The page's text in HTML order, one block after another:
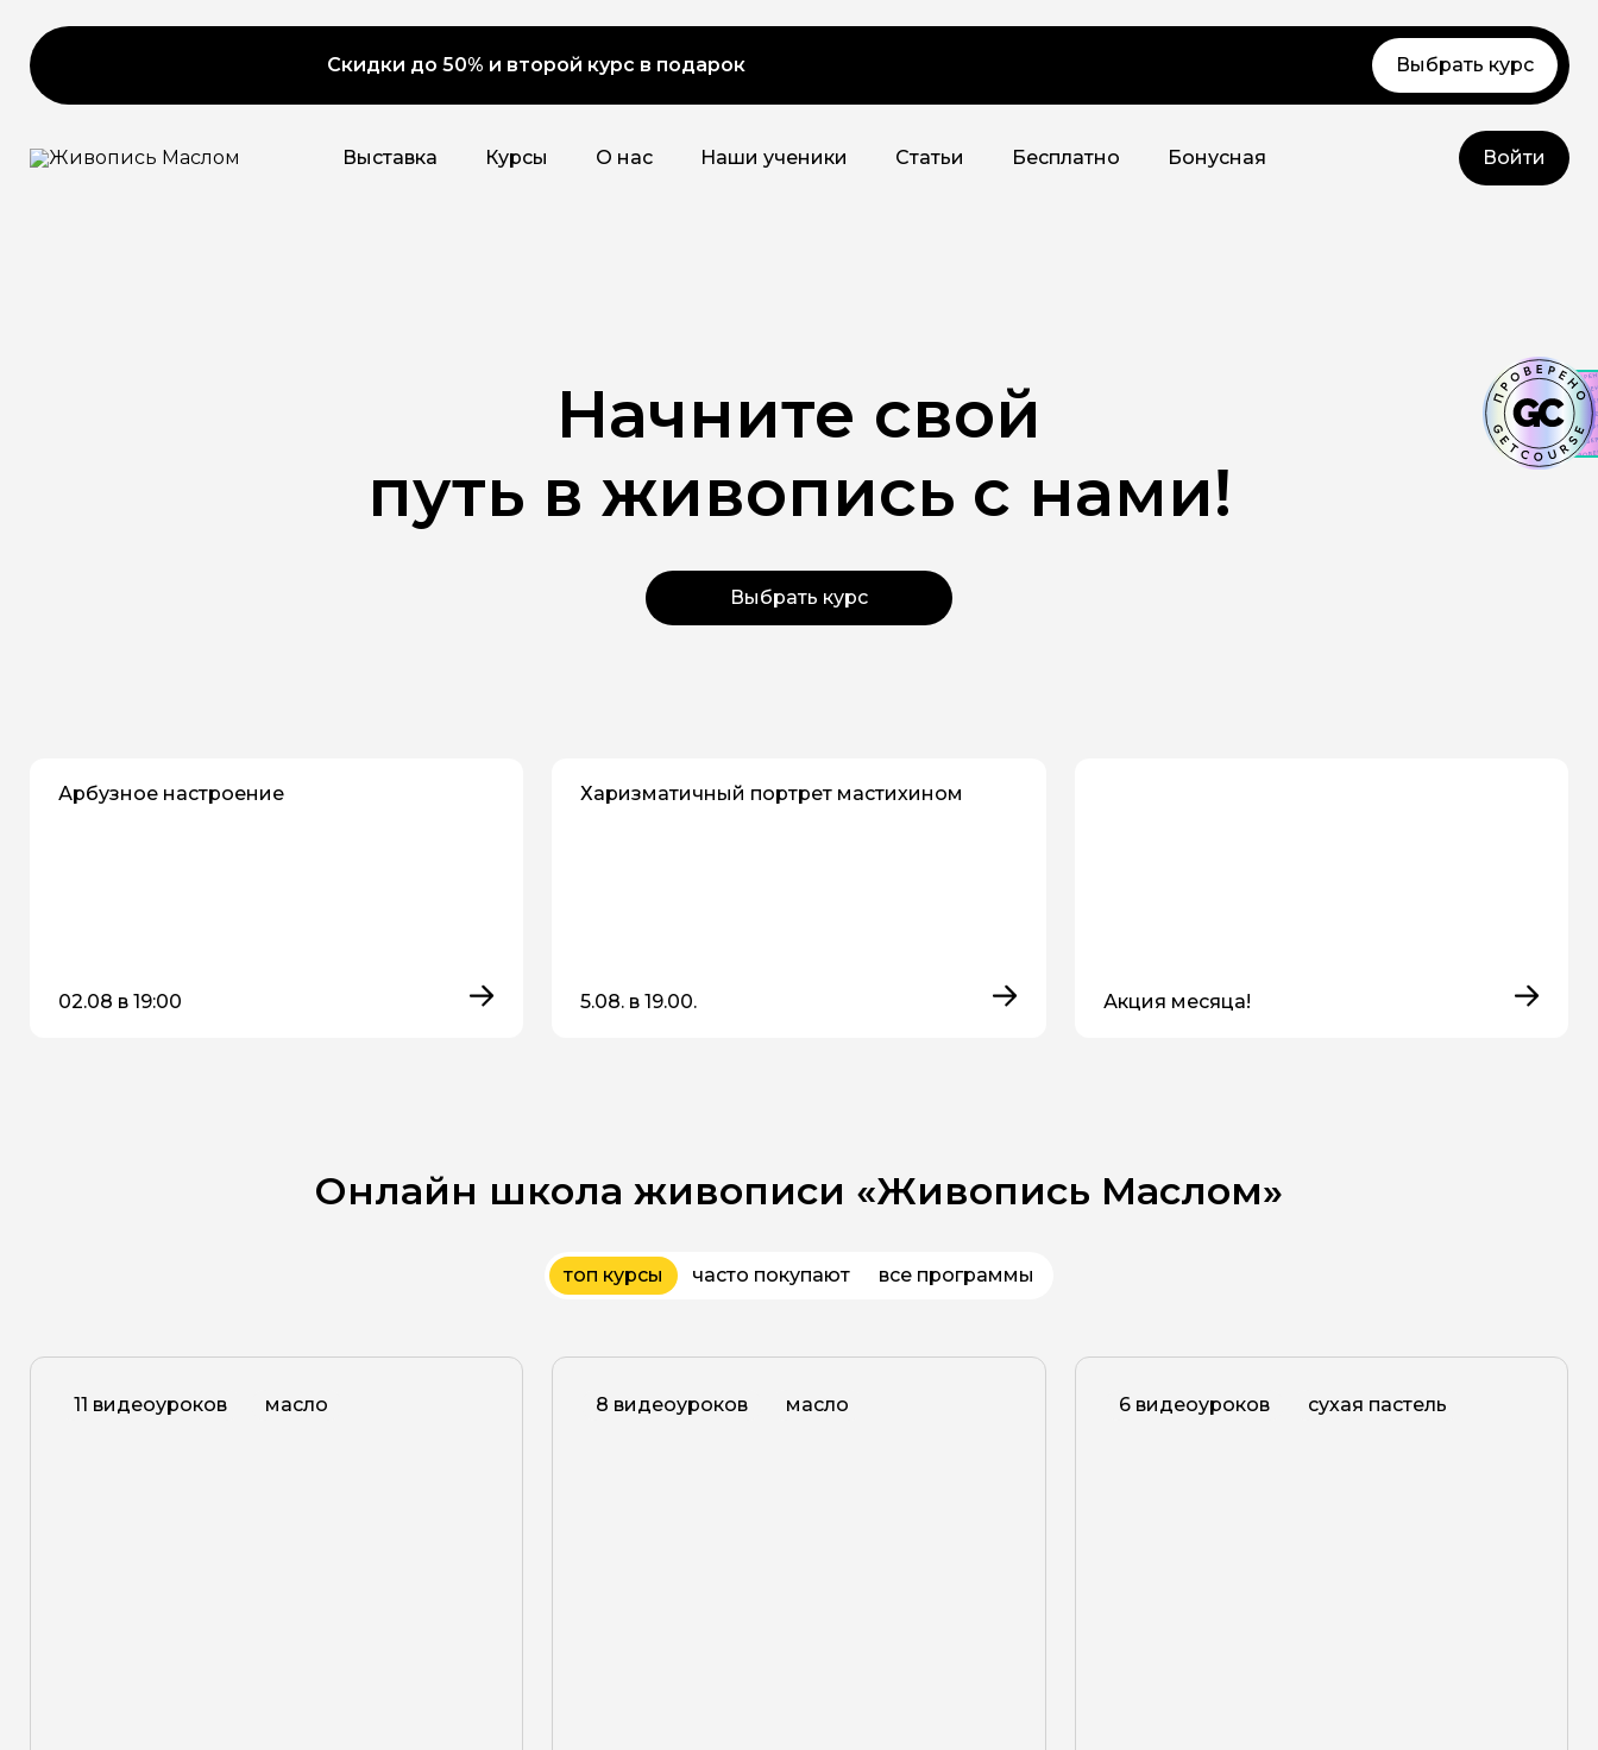
Скидки до 50% и второй курс в подарок Выбрать курс
Выставка Курсы О нас Наши ученики Статьи Бесплатно Бонусная Войти
Начните свой
путь в живопись с нами!
Выбрать курс
Арбузное настроение
02.08 в 19:00
Харизматичный портрет мастихином
5.08. в 19.00. Акция месяца!
Онлайн школа живописи «Живопись Маслом»
топ курсы часто покупают все программы
11 видеоуроков масло 8 видеоуроков масло 6 видеоуроков сухая пастель